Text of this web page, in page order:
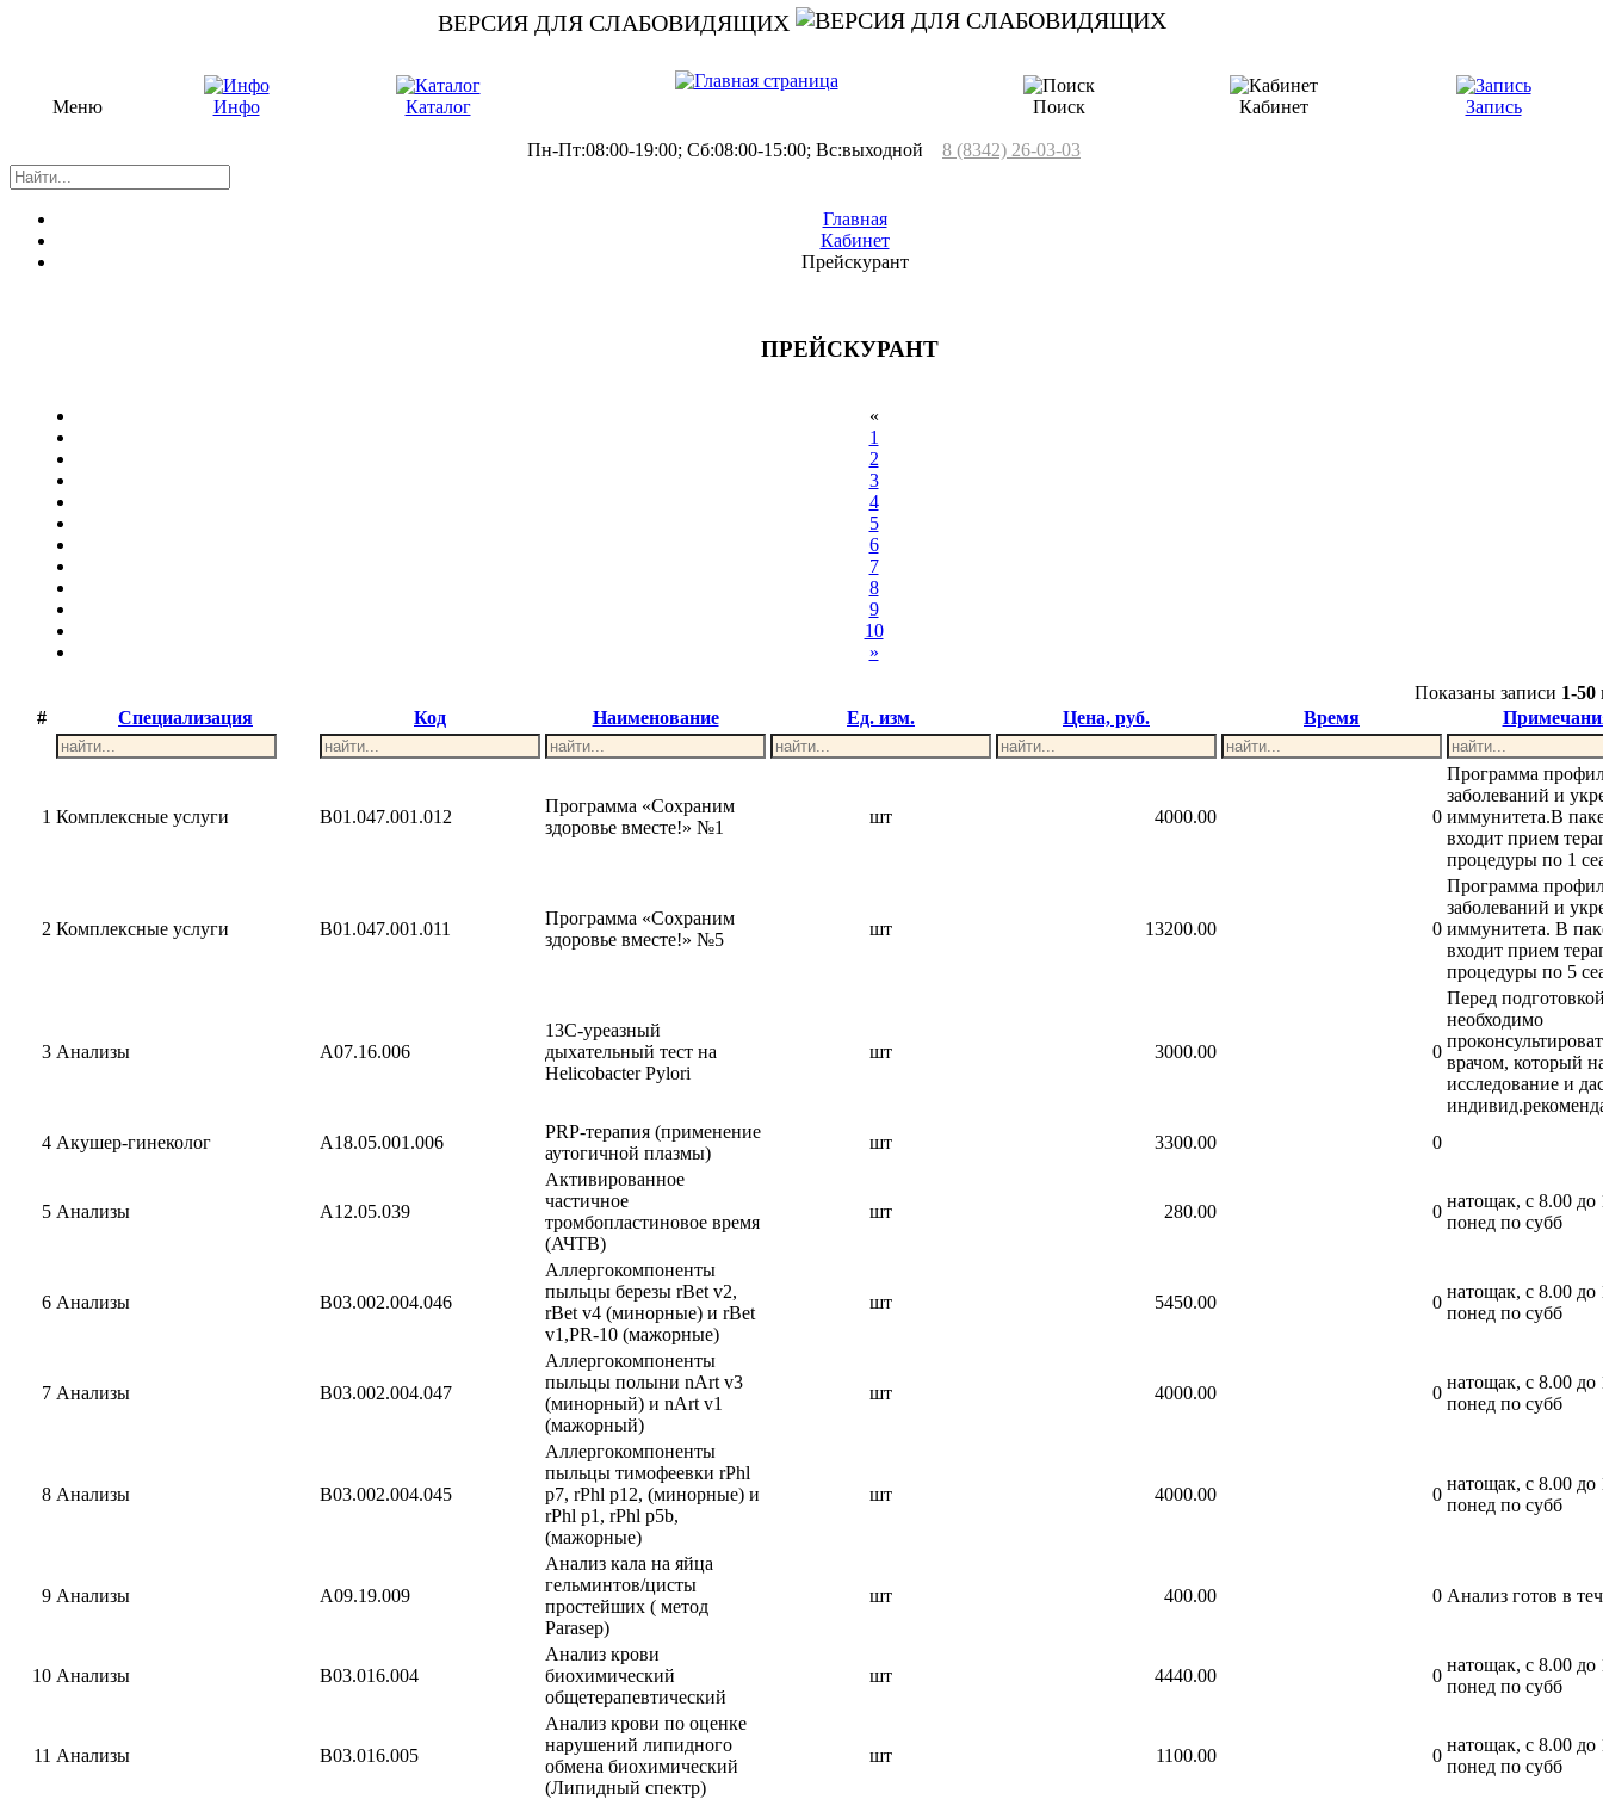
ВЕРСИЯ ДЛЯ СЛАБОВИДЯЩИХ
Меню Инфо Каталог Поиск Кабинет Запись
Пн-Пт:08:00-19:00; Сб:08:00-15:00; Вс:выходной 8 (8342) 26-03-03
Главная
Кабинет
Прейскурант
ПРЕЙСКУРАНТ
«
1
2
3
4
5
6
7
8
9
10
»
Показаны записи 1-50
#
Специализация Код Наименование Ед. изм. Цена, руб. Время
1 Комплексные услуги B01.047.001.012
Программа «Сохраним
здоровье вместе!» №1
шт 4000.00 0
Программа
заболеваний и
иммунитета.В
входит прием
процедуры по 1
2 Комплексные услуги B01.047.001.011
Программа «Сохраним
здоровье вместе!» №5
шт 13200.00 0
Программа
заболеваний и
иммунитета. В
входит прием
процедуры по 5
3 Анализы A07.16.006
13С-уреазный
дыхательный тест на
Helicobacter Pylori
шт 3000.00 0
Перед
необходимо
врачом, который
исследование и
4 Акушер-гинеколог A18.05.001.006
PRP-терапия (применение
аутогичной плазмы)
шт 3300.00 0
5 Анализы A12.05.039
Активированное
частичное
тромбопластиновое время
(АЧТВ)
шт 280.00 0
натощак, с 8.00 до
понед по субб
6 Анализы B03.002.004.046
Аллергокомпоненты
пыльцы березы rBet v2,
rBet v4 (минорные) и rBet
v1,PR-10 (мажорные)
шт 5450.00 0
натощак, с 8.00 до
понед по субб
7 Анализы B03.002.004.047
Аллергокомпоненты
пыльцы полыни nArt v3
(минорный) и nArt v1
(мажорный)
шт 4000.00 0
натощак, с 8.00 до
понед по субб
8 Анализы B03.002.004.045
Аллергокомпоненты
пыльцы тимофеевки rPhl
p7, rPhl p12, (минорные) и
rPhl p1, rPhl p5b,
(мажорные)
шт 4000.00 0
натощак, с 8.00 до
понед по субб
9 Анализы A09.19.009
Анализ кала на яйца
гельминтов/цисты
простейших ( метод
Parasep)
шт 400.00 0 Анализ готов в
10 Анализы B03.016.004
Анализ крови
биохимический
общетерапевтический
шт 4440.00 0
натощак, с 8.00 до
понед по субб
11 Анализы B03.016.005
Анализ крови по оценке
нарушений липидного
обмена биохимический
(Липидный спектр)
шт 1100.00 0
натощак, с 8.00 до
понед по субб